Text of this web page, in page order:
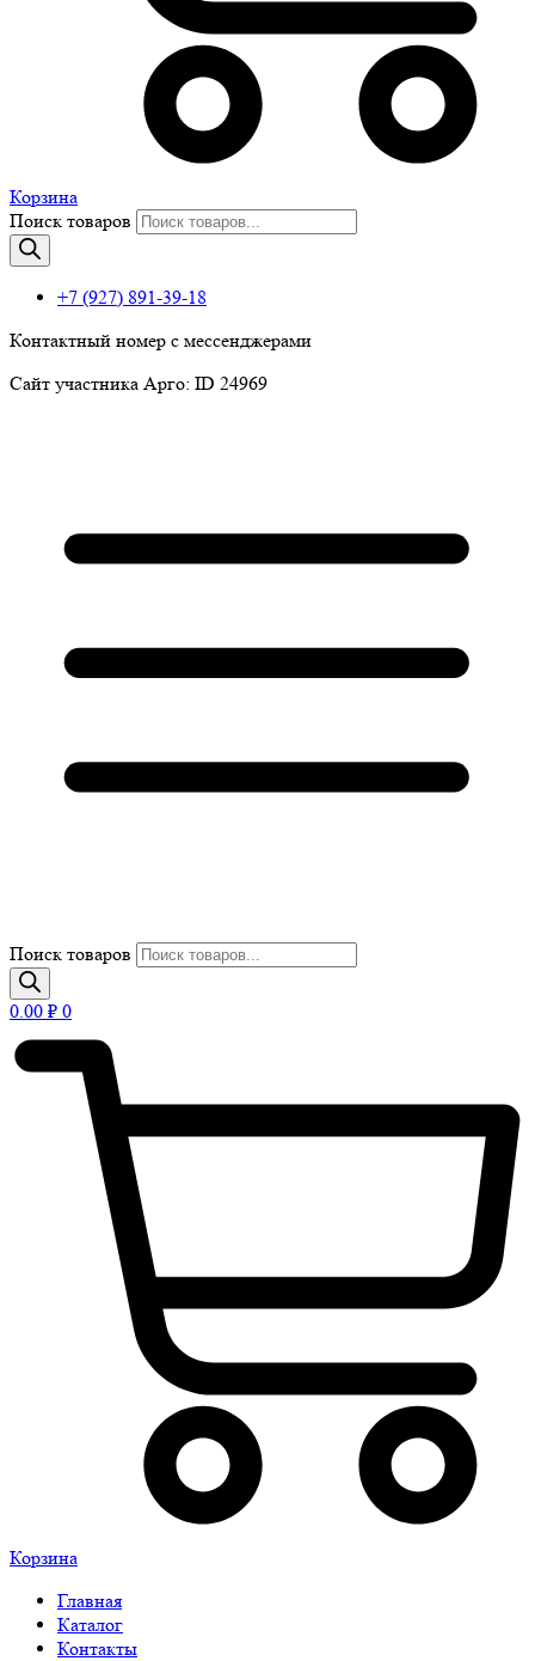
Корзина
Поиск товаров
+7 (927) 891-39-18
Контактный номер с мессенджерами
Сайт участника Арго: ID 24969
Поиск товаров
0.00 ₽ 0
Корзина
Главная
Каталог
Контакты